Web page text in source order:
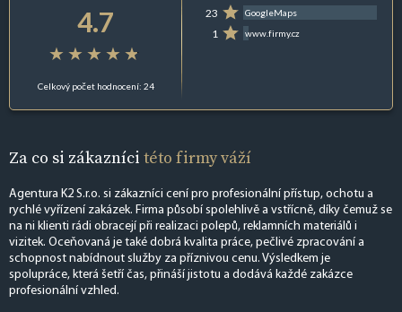
4.7
Celkový počet hodnocení: 24
23 GoogleMaps
1 www.firmy.cz
Za co si zákazníci této firmy váží
Agentura K2 S.r.o. si zákazníci cení pro profesionální přístup, ochotu a
rychlé vyřízení zakázek. Firma působí spolehlivě a vstřícně, díky čemuž se
na ni klienti rádi obracejí při realizaci polepů, reklamních materiálů i
vizitek. Oceňovaná je také dobrá kvalita práce, pečlivé zpracování a
schopnost nabídnout služby za příznivou cenu. Výsledkem je
spolupráce, která šetří čas, přináší jistotu a dodává každé zakázce
profesionální vzhled.